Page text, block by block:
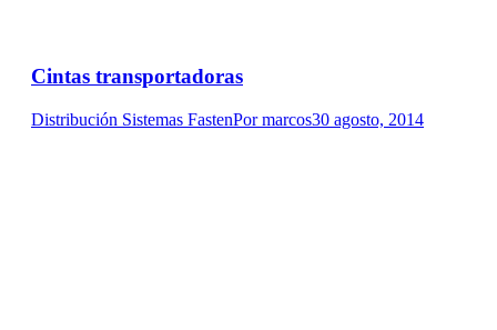
Cintas transportadoras
Distribución Sistemas FastenPormarcos30 agosto, 2014